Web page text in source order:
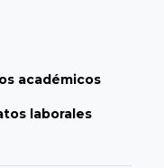
académicos
laborales